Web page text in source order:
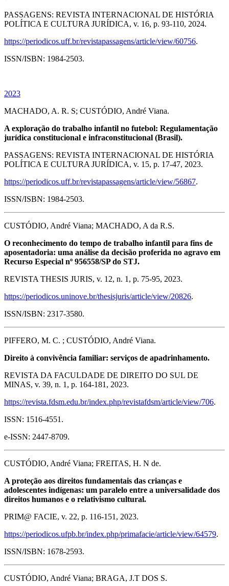
PASSAGENS: REVISTA INTERNACIONAL DE HISTÓRIA
POLÍTICA E CULTURA JURÍDICA, v. 16, p. 93-110, 2024.
https://periodicos.uff.br/revistapassagens/article/view/60756.
ISSN/ISBN: 1984-2503.
2023
MACHADO, A. R. S; CUSTÓDIO, André Viana.
A exploração do trabalho infantil no futebol: Regulamentação
jurídica constitucional e infraconstitucional (Brasil).
PASSAGENS: REVISTA INTERNACIONAL DE HISTÓRIA
POLÍTICA E CULTURA JURÍDICA, v. 15, p. 17-47, 2023.
https://periodicos.uff.br/revistapassagens/article/view/56867.
ISSN/ISBN: 1984-2503.
CUSTÓDIO, André Viana; MACHADO, A da R.S.
O reconhecimento do tempo de trabalho infantil para fins de
aposentadoria: uma análise da decisão proferida no agravo em
Recurso Especial nº 956558/SP do STJ.
REVISTA THESIS JURIS, v. 12, n. 1, p. 75-95, 2023.
https://periodicos.uninove.br/thesisjuris/article/view/20826.
ISSN/ISBN: 2317-3580.
PIFFERO, M. C. ; CUSTÓDIO, André Viana.
Direito à convivência familiar: serviços de apadrinhamento.
REVISTA DA FACULDADE DE DIREITO DO SUL DE
MINAS, v. 39, n. 1, p. 164-181, 2023.
https://revista.fdsm.edu.br/index.php/revistafdsm/article/view/706.
ISSN: 1516-4551.
e-ISSN: 2447-8709.
CUSTÓDIO, André Viana; FREITAS, H. N de.
A proteção aos direitos fundamentais das crianças e
adolescentes indígenas: um paralelo entre a universalidade dos
direitos humanos e o relativismo cultural.
PRIM@ FACIE, v. 22, p. 116-151, 2023.
https://periodicos.ufpb.br/index.php/primafacie/article/view/64579.
ISSN/ISBN: 1678-2593.
CUSTÓDIO, André Viana; BRAGA, J.T DOS S.